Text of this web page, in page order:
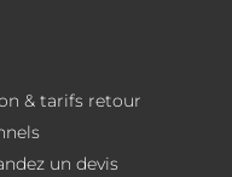
& tarifs retour
un devis